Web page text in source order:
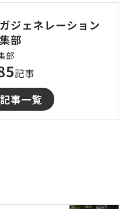
ジェネレーション
部
部
記事
記事一覧